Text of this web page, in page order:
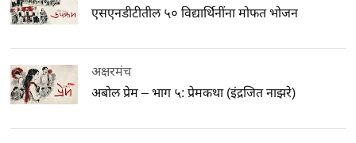
एसएनडीटीतील ५० विद्यार्थिनींना मोफत भोजन
अक्षरमंच
अबोल प्रेम – भाग ५: प्रेमकथा (इंद्रजित नाझरे)